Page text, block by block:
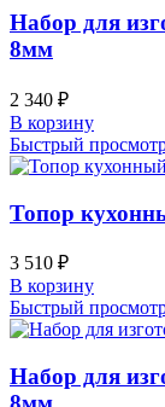
Набор для
8мм
2 340 ₽
В корзину
Быстрый
Топор
3 510 ₽
В корзину
Быстрый
Набор для